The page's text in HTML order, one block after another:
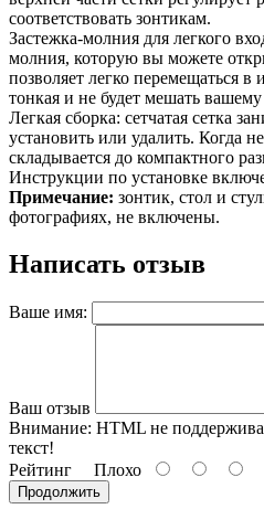
соответствовать зонтикам.
Застежка-молния для легкого
молния, которую вы можете
позволяет легко перемещаться
тонкая и не будет мешать вашему
Легкая сборка: сетчатая сетка
установить или удалить. Когда
складывается до компактного
Инструкции по установке
Примечание: зонтик, стол и
фотографиях, не включены.
Написать отзыв
Ваше имя:
Ваш отзыв
Внимание: HTML не
текст!
Рейтинг Плохо
Продолжить